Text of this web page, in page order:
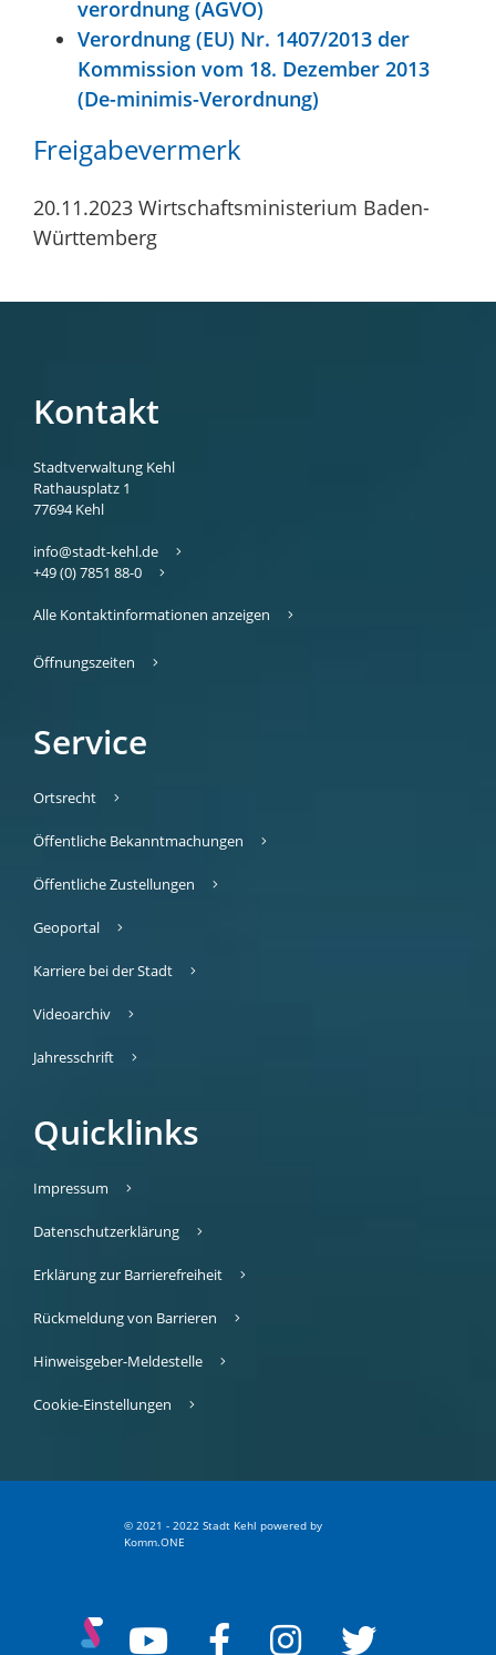
verordnung (AGVO)
Verordnung (EU) Nr. 1407/2013 der
Kommission vom 18. Dezember 2013
(De-minimis-Verordnung)
Freigabevermerk
20.11.2023 Wirtschaftsministerium Baden-
Württemberg
Kontakt
Stadtverwaltung Kehl
Rathausplatz 1
77694 Kehl
info@stadt-kehl.de
+49 (0) 7851 88-0
Alle Kontaktinformationen anzeigen
Öffnungszeiten
Service
Ortsrecht
Öffentliche Bekanntmachungen
Öffentliche Zustellungen
Geoportal
Karriere bei der Stadt
Videoarchiv
Jahresschrift
Quicklinks
Impressum
Datenschutzerklärung
Erklärung zur Barrierefreiheit
Rückmeldung von Barrieren
Hinweisgeber-Meldestelle
Cookie-Einstellungen
© 2021 - 2022 Stadt Kehl powered by
Komm.ONE